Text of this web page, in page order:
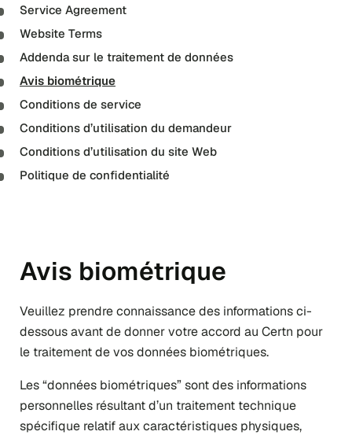
Service Agreement
Website Terms
Addenda sur le traitement de données
Avis biométrique
Conditions de service
Conditions d’utilisation du demandeur
Conditions d’utilisation du site Web
Politique de confidentialité
Avis biométrique
Veuillez prendre connaissance des informations ci-
dessous avant de donner votre accord au Certn pour
le traitement de vos données biométriques.
Les “données biométriques” sont des informations
personnelles résultant d’un traitement technique
spécifique relatif aux caractéristiques physiques,